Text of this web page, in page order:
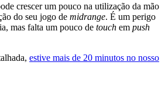
crescer um pouco na utilização da mão
do seu jogo de midrange. É um perigo
mas falta um pouco de touch em push
estive mais de 20 minutos no nosso